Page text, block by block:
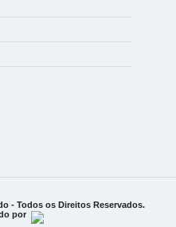
- Todos os Direitos Reservados.
por